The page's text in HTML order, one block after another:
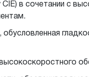
в сочетании с
обусловленная